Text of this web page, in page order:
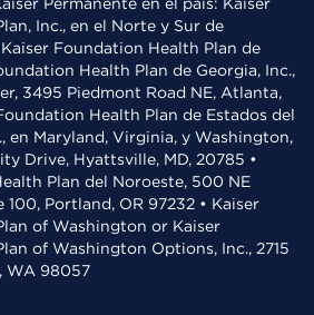
Inc., en el Norte y Sur de
Foundation Health Plan de
Health Plan de Georgia, Inc.,
3495 Piedmont Road NE, Atlanta,
Health Plan de Estados del
en Maryland, Virginia, y Washington,
Drive, Hyattsville, MD, 20785 •
Plan del Noroeste, 500 NE
Portland, OR 97232 • Kaiser
of Washington or Kaiser
of Washington Options, Inc., 2715
WA 98057